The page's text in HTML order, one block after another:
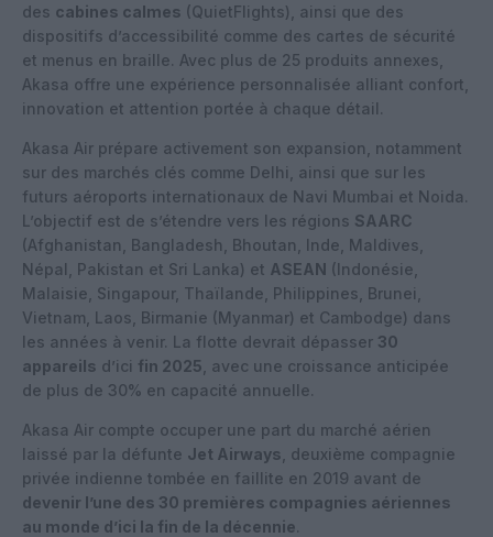
des cabines calmes (QuietFlights), ainsi que des
dispositifs d’accessibilité comme des cartes de sécurité
et menus en braille. Avec plus de 25 produits annexes,
Akasa offre une expérience personnalisée alliant confort,
innovation et attention portée à chaque détail.
Akasa Air prépare activement son expansion, notamment
sur des marchés clés comme Delhi, ainsi que sur les
futurs aéroports internationaux de Navi Mumbai et Noida.
L’objectif est de s’étendre vers les régions SAARC
(Afghanistan, Bangladesh, Bhoutan, Inde, Maldives,
Népal, Pakistan et Sri Lanka) et ASEAN (Indonésie,
Malaisie, Singapour, Thaïlande, Philippines, Brunei,
Vietnam, Laos, Birmanie (Myanmar) et Cambodge) dans
les années à venir. La flotte devrait dépasser 30
appareils d’ici fin 2025 , avec une croissance anticipée
de plus de 30% en capacité annuelle.
Akasa Air compte occuper une part du marché aérien
laissé par la défunte Jet Airways , deuxième compagnie
privée indienne tombée en faillite en 2019 avant de
devenir l’une des 30 premières compagnies aériennes
au monde d’ici la fin de la décennie.